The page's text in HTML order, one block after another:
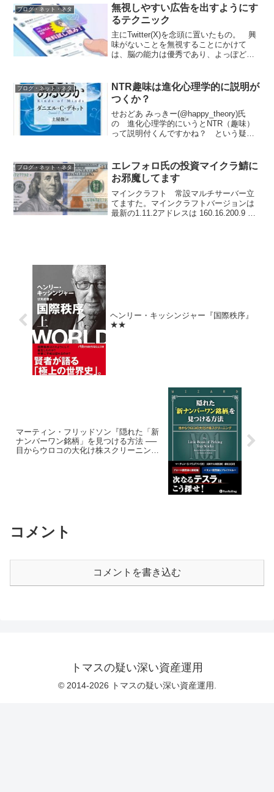
が、このはてな匿名ダ...
ブログ・ネット・ネタ
無視しやすい広告を出すようにす
るテクニック
主にTwitter(X)を念頭に置いたもの。 興
味がないことを無視することにかけて
は、脳の能力は優秀であり、よっぽど極
は、広告と気づかずに見ていて、後で広
告と分かったとき...
ブログ・ネット・ネタ
NTR趣味は進化心理学的に説明が
つくか？
せおどあ みっきー(@happy_theory)氏
の 進化心理学的にいうとNTR（趣味）
って説明付くんですかね？ という疑問
代表的かつ唯一のグレゴリー型生物であ
る。 現...
ブログ・ネット・ネタ
エレフォロ氏の投資マイクラ鯖に
お邪魔してます
マインクラフト 常設マルチサーバー立
てますた。マインクラフトバージョンは
最新の1.11.2アドレスは 160.16.200.9 こ
ヘンリー・キッシンジャー『国際秩序』
★★
マーティン・フリッドソン『隠れた「新
ナンバーワン銘柄」を見つける方法 ──
目からウロコの大化け株スクリーニン
コメント
コメントを書き込む
トマスの疑い深い資産運用
© 2014-2026 トマスの疑い深い資産運用.